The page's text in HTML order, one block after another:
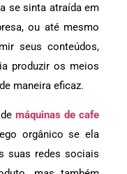
se sinta atraída em
ou até mesmo
seus conteúdos,
produzir os meios
maneira eficaz.
máquinas de cafe
orgânico se ela
suas redes sociais